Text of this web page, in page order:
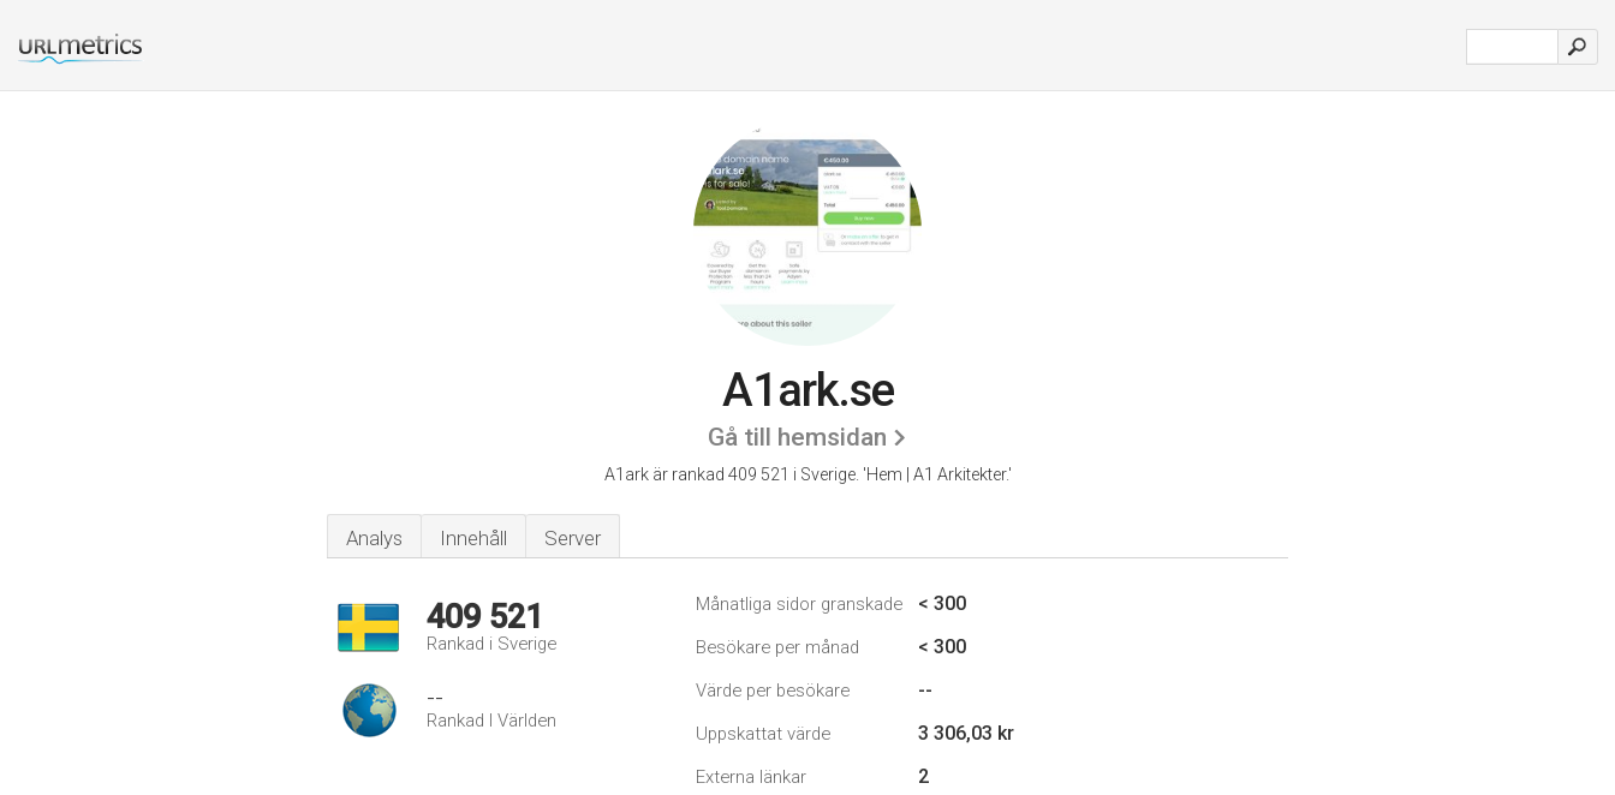
A1ark.se
Gå till hemsidan
A1ark är rankad 409 521 i Sverige. 'Hem | A1 Arkitekter.'
Analys Innehåll Server
409 521
Rankad i Sverige
--
Rankad I Världen
Månatliga sidor granskade < 300
Besökare per månad < 300
Värde per besökare --
Uppskattat värde 3 306,03 kr
Externa länkar 2